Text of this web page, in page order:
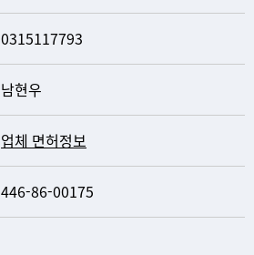
0315117793
남현우
업체 면허정보
446-86-00175